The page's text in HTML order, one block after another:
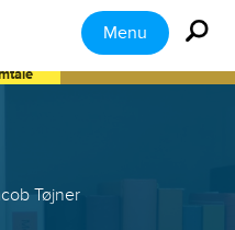
Menu
Tøjner